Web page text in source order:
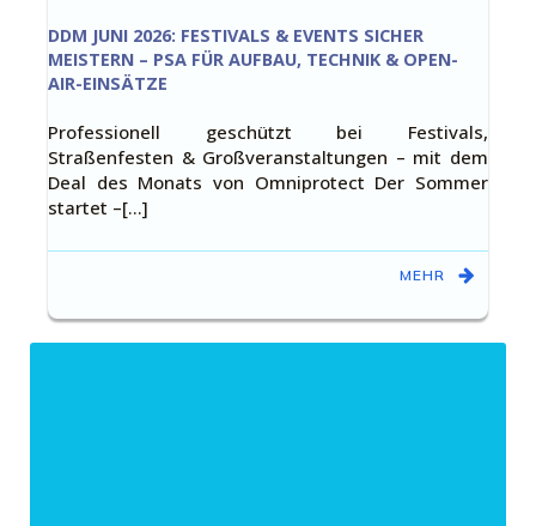
DDM JUNI 2026: FESTIVALS & EVENTS SICHER
MEISTERN – PSA FÜR AUFBAU, TECHNIK & OPEN-
AIR-EINSÄTZE
Professionell geschützt bei Festivals,
Straßenfesten & Großveranstaltungen – mit dem
Deal des Monats von Omniprotect Der Sommer
startet –[…]
MEHR